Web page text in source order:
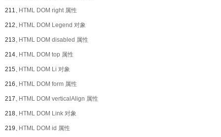
211、HTML DOM right 属性
212、HTML DOM Legend 对象
213、HTML DOM disabled 属性
214、HTML DOM top 属性
215、HTML DOM Li 对象
216、HTML DOM form 属性
217、HTML DOM verticalAlign 属性
218、HTML DOM Link 对象
219、HTML DOM id 属性